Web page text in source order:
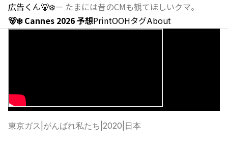
広告くん🐻‍❄️— たまには昔のCMも観てほしいクマ。
🐻‍❄️ Cannes 2026 予想PrintOOHタグAbout
東京ガス がんばれ私たち 2020 日本